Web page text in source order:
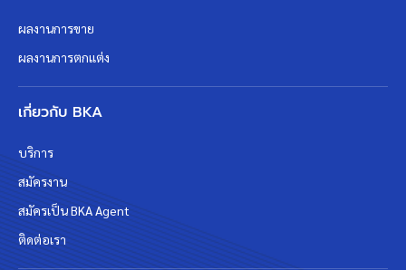
ผลงานการขาย
ผลงานการตกแต่ง
เกี่ยวกับ BKA
บริการ
สมัครงาน
สมัครเป็น BKA Agent
ติดต่อเรา